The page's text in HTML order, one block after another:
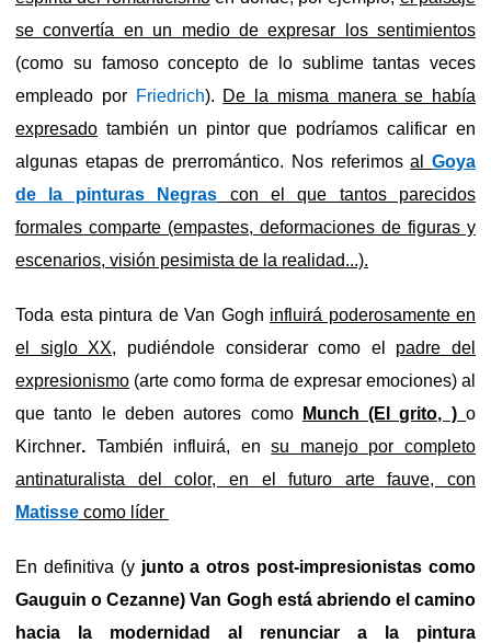
se convertía en un medio de expresar los sentimientos
(como su famoso concepto de lo sublime tantas veces
empleado por Friedrich). De la misma manera se había
expresado también un pintor que podríamos calificar en
algunas etapas de prerromántico. Nos referimosalGoya
de la pinturas Negras con el que tantos parecidos
formales comparte (empastes, deformaciones de figuras y
escenarios, visión pesimista de la realidad...).
Toda esta pintura de Van Gogh influirá poderosamente en
el siglo XX, pudiéndole considerar como el padre del
expresionismo (arte como forma de expresar emociones) al
que tanto le deben autores como
Munch (El grito, )o
Kirchner. También influirá, ensu manejo por completo
antinaturalista del color, en el futuro arte fauve, con
Matisse como líder
En definitiva (y junto a otros post-impresionistas como
Gauguin o Cezanne) Van Gogh está abriendo el camino
hacia la modernidad al renunciar a la pintura